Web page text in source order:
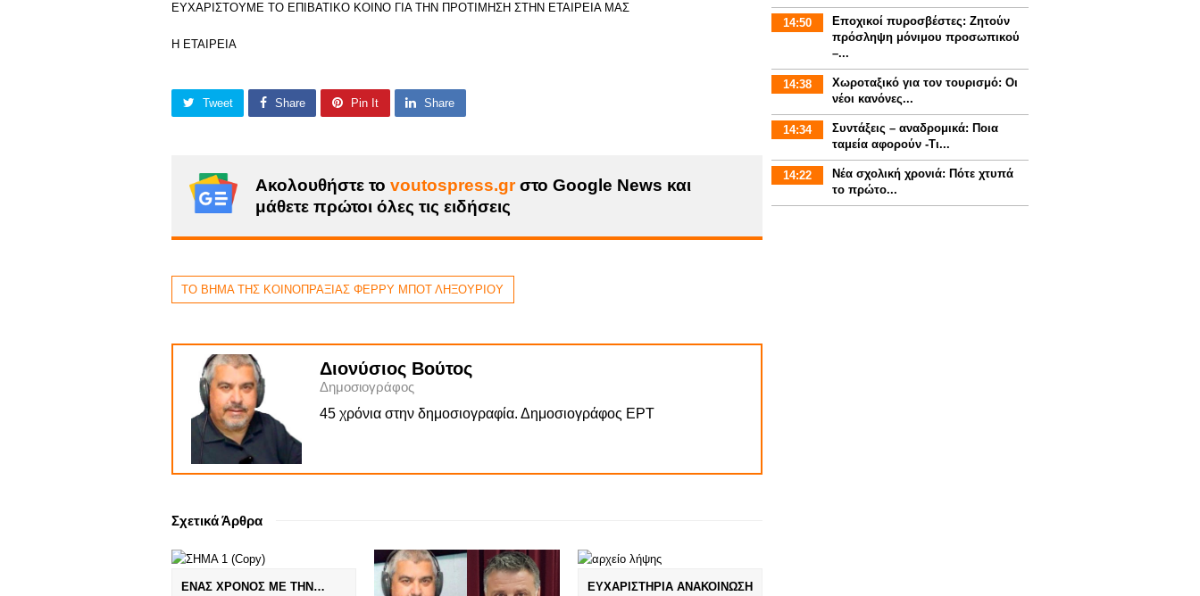
ΕΥΧΑΡΙΣΤΟΥΜΕ ΤΟ ΕΠΙΒΑΤΙΚΟ ΚΟΙΝΟ ΓΙΑ ΤΗΝ ΠΡΟΤΙΜΗΣΗ ΣΤΗΝ ΕΤΑΙΡΕΙΑ ΜΑΣ
Η ΕΤΑΙΡΕΙΑ
Tweet Share Pin It Share
Ακολουθήστε τοvoutospress.grστο Google News και
μάθετε πρώτοι όλες τις ειδήσεις
ΤΟ ΒΗΜΑ ΤΗΣ ΚΟΙΝΟΠΡΑΞΙΑΣ ΦΕΡΡΥ ΜΠΟΤ ΛΗΞΟΥΡΙΟΥ
Διονύσιος Βούτος
Δημοσιογράφος
45 χρόνια στην δημοσιογραφία. Δημοσιογράφος ΕΡΤ
Σχετικά Άρθρα
ΕΝΑΣ ΧΡΟΝΟΣ ΜΕ ΤΗΝ…
ΕΥΧΑΡΙΣΤΗΡΙΑ ΑΝΑΚΟΙΝΩΣΗ
14:50
Εποχικοί πυροσβέστες: Ζητούν
πρόσληψη μόνιμου προσωπικού
–...
14:38
Χωροταξικό για τον τουρισμό: Οι
νέοι κανόνες...
14:34
Συντάξεις – αναδρομικά: Ποια
ταμεία αφορούν -Τι...
14:22
Νέα σχολική χρονιά: Πότε χτυπά
το πρώτο...